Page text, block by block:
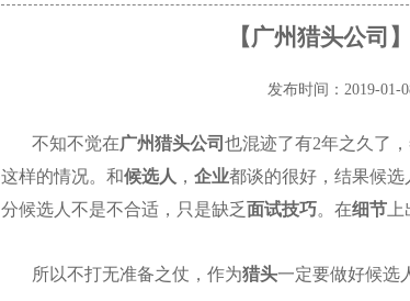
【广州猎头公司
发布时间：2019-01-
不知不觉在广州猎头公司 也混迹了有2年之久了
这样的情况。和候选人 ， 企业都谈的很好，结果候选
分候选人不是不合适，只是缺乏面试技巧。在细节
所以不打无准备之仗，作为猎头一定要做好候选